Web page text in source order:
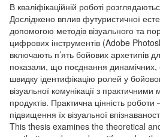
В кваліфікаційній роботі
Досліджено вплив футуристичної
допомогою методів візуального та
цифрових інструментів (Adobe
включають п’ять бойових архетипів
показали, що поєднання динамічних,
швидку ідентифікацію ролей у
візуальної комунікації з
продуктів. Практична цінність
підвищення їх візуальної
This thesis examines the theoretical